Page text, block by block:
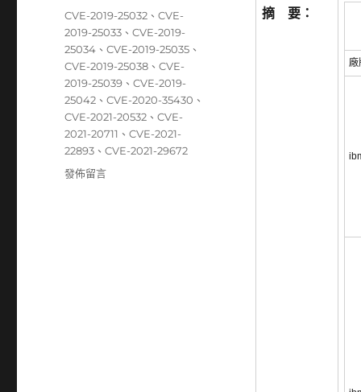
摘 要：
廠
期:
標
籤
CVE-2019-25032 、CVE-
2019-25033 、CVE-2019-
25034 、CVE-2019-25035 、
CVE-2019-25038 、CVE-
2019-25039 、CVE-2019-
25042 、CVE-2020-35430 、
CVE-2021-20532 、CVE-
2021-20711 、CVE-2021-
22893 、CVE-2021-29672
在
發佈留言